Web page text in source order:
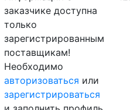
заказчике доступна
только
зарегистрированным
поставщикам!
Необходимо
авторизоваться или
зарегистрироваться